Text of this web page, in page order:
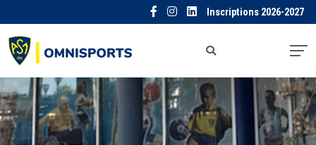
Inscriptions 2026-2027